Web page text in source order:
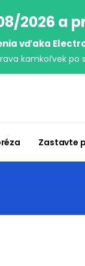
2026 a
vďaka
kamkoľvek po
Zastavte